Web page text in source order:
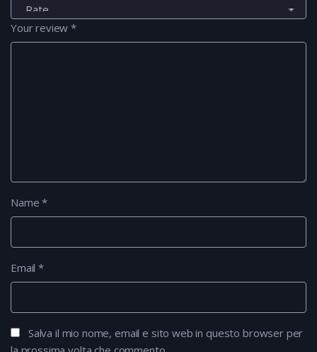
Your review*
Name*
Email*
Salva il mio nome, email e sito web in questo browser per